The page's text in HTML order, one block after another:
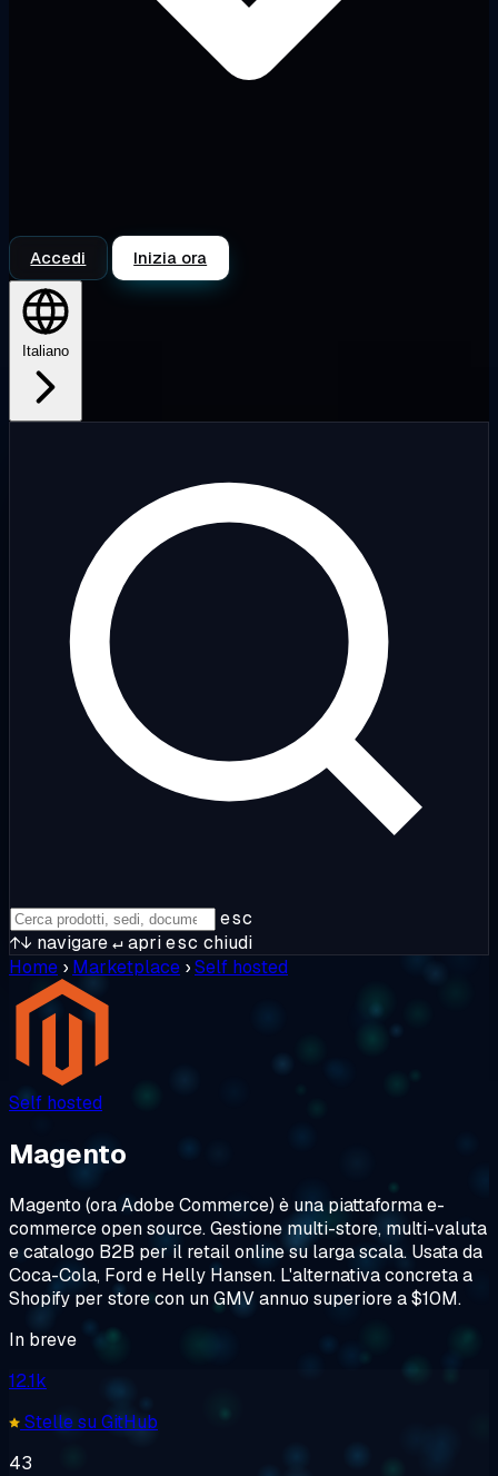
Accedi Inizia ora
Italiano
esc
↑↓ navigare↵apriesc chiudi
Home › Marketplace ›Self hosted
Self hosted
Magento
Magento (ora Adobe Commerce) è una piattaforma e-
commerce open source. Gestione multi-store, multi-valuta
e catalogo B2B per il retail online su larga scala. Usata da
Coca-Cola, Ford e Helly Hansen. L'alternativa concreta a
Shopify per store con un GMV annuo superiore a $10M.
In breve
12.1k
Stelle su GitHub
43